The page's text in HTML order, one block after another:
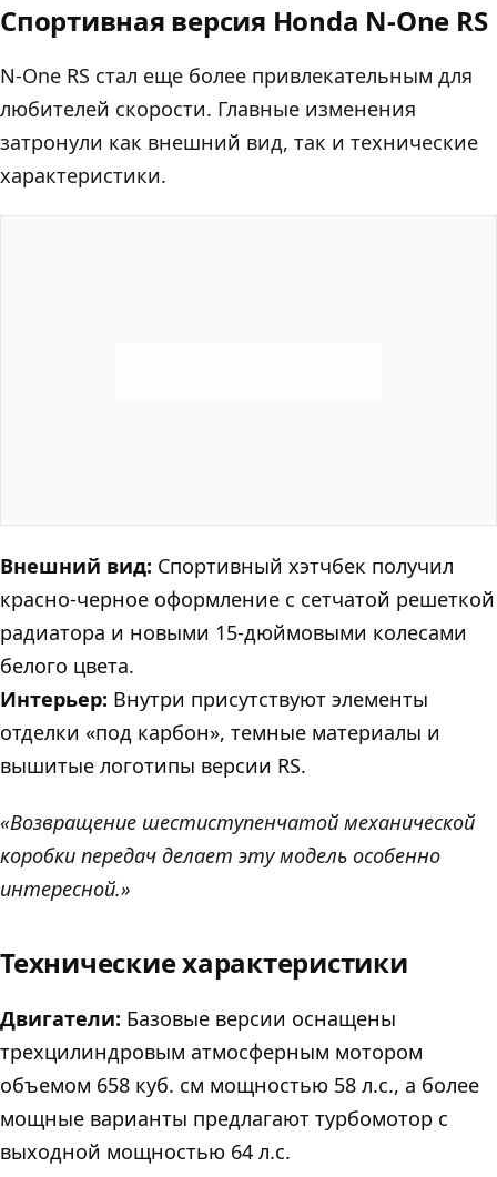
Спортивная версия Honda N-One RS
N-One RS стал еще более привлекательным для
любителей скорости. Главные изменения
затронули как внешний вид, так и технические
характеристики.
Внешний вид: Спортивный хэтчбек получил
красно-черное оформление с сетчатой решеткой
радиатора и новыми 15-дюймовыми колесами
белого цвета.
Интерьер: Внутри присутствуют элементы
отделки «под карбон», темные материалы и
вышитые логотипы версии RS.
«Возвращение шестиступенчатой механической
коробки передач делает эту модель особенно
интересной.»
Технические характеристики
Двигатели: Базовые версии оснащены
трехцилиндровым атмосферным мотором
объемом 658 куб. см мощностью 58 л.с., а более
мощные варианты предлагают турбомотор с
выходной мощностью 64 л.с.